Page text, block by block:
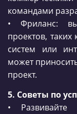
командами
• Фриланс:
проектов,
систем или
может
проект.
5. Советы по
• Развивайте